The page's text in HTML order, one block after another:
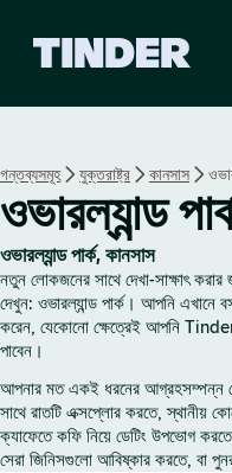
r
হো
ম
গন্তব্যসমূহ যুক্তরাষ্ট্র কানসাস
ওভারল্যান্ড
ওভারল্যান্ড পার্ক, কানসাস
নতুন লোকজনের সাথে দেখা-সাক্ষাৎ
দেখুন: ওভারল্যান্ড পার্ক। আপনি এখানে
করেন, যেকোনো ক্ষেত্রেই আপনি
পাবেন।
আপনার মত একই ধরনের আগ্রহসম্পন্ন
সাথে রাতটি এক্সপ্লোর করতে, স্থানীয়
ক্যাফেতে কফি নিয়ে ডেটিং উপভোগ
সেরা জিনিসগুলো আবিষ্কার করতে, বা